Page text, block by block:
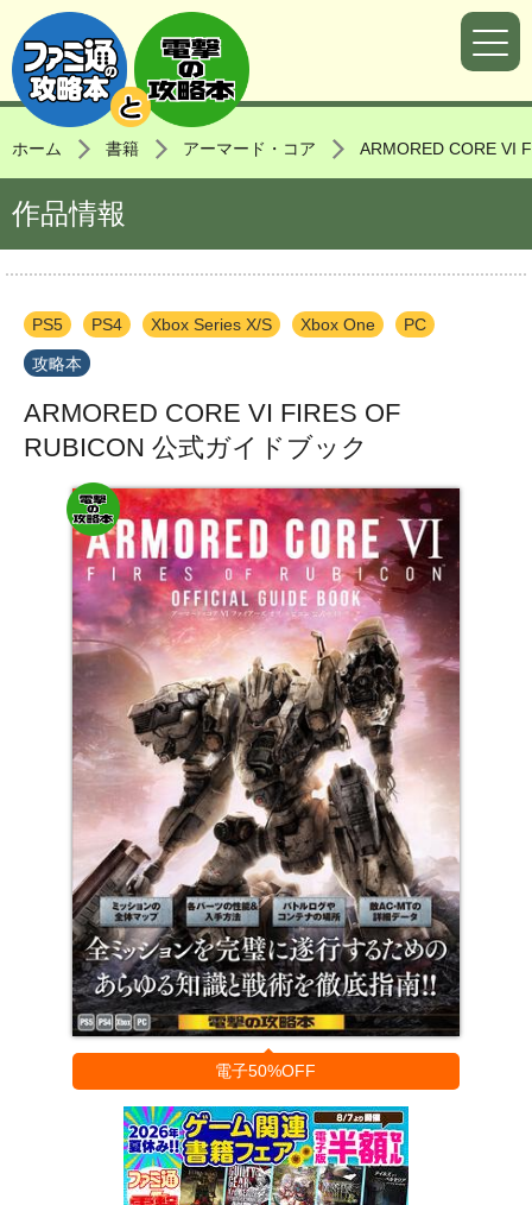
ホーム 書籍 アーマード・コア ARMORED CORE VI
作品情報
PS5 PS4 Xbox Series X/S Xbox One PC
攻略本
ARMORED CORE VI FIRES OF
RUBICON 公式ガイドブック
電子50%OFF